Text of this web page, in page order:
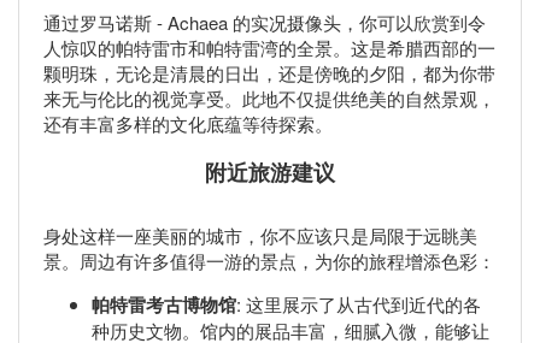
通过罗马诺斯 - Achaea 的实况摄像头，你可以欣赏到令
人惊叹的帕特雷市和帕特雷湾的全景。这是希腊西部的一
颗明珠，无论是清晨的日出，还是傍晚的夕阳，都为你带
来无与伦比的视觉享受。此地不仅提供绝美的自然景观，
还有丰富多样的文化底蕴等待探索。
附近旅游建议
身处这样一座美丽的城市，你不应该只是局限于远眺美
景。周边有许多值得一游的景点，为你的旅程增添色彩：
帕特雷考古博物馆: 这里展示了从古代到近代的各
种历史文物。馆内的展品丰富，细腻入微，能够让